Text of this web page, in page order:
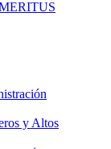
y Altos